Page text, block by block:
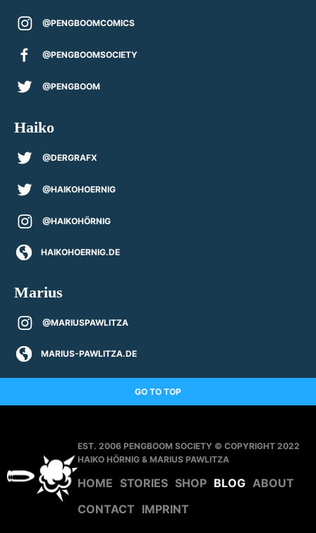
@PENGBOOMCOMICS
@PENGBOOMSOCIETY
@PENGBOOM
Haiko
@DERGRAFX
@HAIKOHOERNIG
@HAIKOHÖRNIG
HAIKOHOERNIG.DE
Marius
@MARIUSPAWLITZA
MARIUS-PAWLITZA.DE
GO TO TOP
EST. 2006 PENGBOOM SOCIETY © COPYRIGHT 2022
HAIKO HÖRNIG & MARIUS PAWLITZA
HOME STORIES SHOP BLOG ABOUT
CONTACT IMPRINT